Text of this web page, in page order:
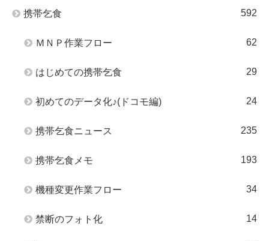
携帯乞食 592
ＭＮＰ作業フロー 62
はじめての携帯乞食 29
初めてのデータ化♪(ドコモ編) 24
携帯乞食ニュース 235
携帯乞食メモ 193
機種変更作業フロー 34
禁断のフォト化 14